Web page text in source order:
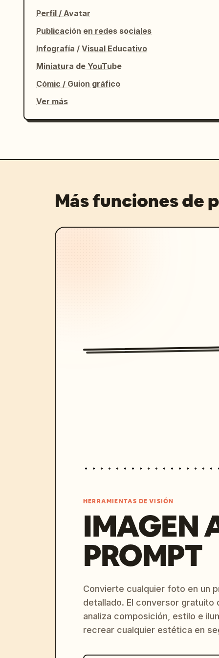
    }
  }
Perfil / Avatar
Publicación en redes sociales
Infografía / Visual Educativo
Miniatura de YouTube
Cómic / Guion gráfico
Ver más
Más funciones de
HERRAMIENTAS DE VISIÓN
IMAGEN
PROMPT
Convierte cualquier foto en un
detallado. El conversor gratuito
analiza composición, estilo e
recrear cualquier estética en